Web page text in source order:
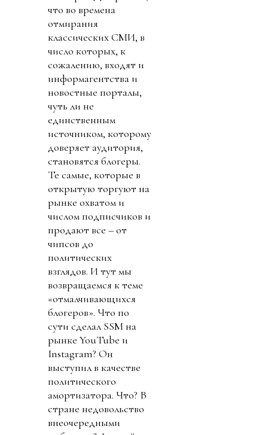
что во времена
отмирания
классических СМИ, в
число которых, к
сожалению, входят и
информагентства и
новостные порталы,
чуть ли не
единственным
источником, которому
доверяет аудитория,
становятся блогеры.
Те самые, которые в
открытую торгуют на
рынке охватом и
числом подписчиков и
продают все – от
чипсов до
политических
взглядов. И тут мы
возвращаемся к теме
«отмалчивающихся
блогеров». Что по
сути сделал SSM на
рынке YouTube и
Instagram? Он
выступил в качестве
политического
амортизатора. Что? В
стране недовольство
внеочередными